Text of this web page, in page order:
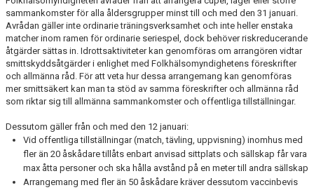
LEDARGUIDEN
sammankomster för alla åldersgrupper minst till och med den 31 januari.
Avrådan gäller inte ordinarie träningsverksamhet och inte heller enstaka
matcher inom ramen för ordinarie seriespel, dock behöver riskreducerande
åtgärder sättas in. Idrottsaktiviteter kan genomföras om arrangören vidtar
smittskyddsåtgärder i enlighet med Folkhälsomyndighetens föreskrifter
och allmänna råd. För att veta hur dessa arrangemang kan genomföras
mer smittsäkert kan man ta stöd av samma föreskrifter och allmänna råd
som riktar sig till allmänna sammankomster och offentliga tillställningar.
Dessutom gäller från och med den 12 januari:
Vid offentliga tillställningar (match, tävling, uppvisning) inomhus med
fler än 20 åskådare tillåts enbart anvisad sittplats och sällskap får vara
max åtta personer och ska hålla avstånd på en meter till andra sällskap
Arrangemang med fler än 50 åskådare kräver dessutom vaccinbevis